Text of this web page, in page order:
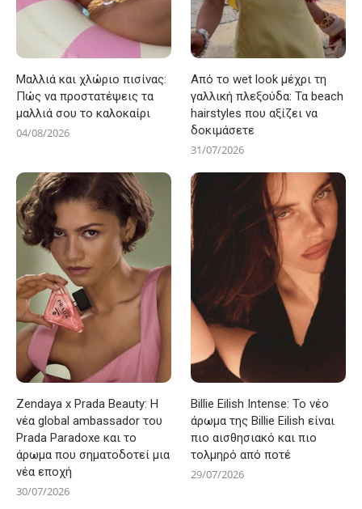
Μαλλιά και χλώριο πισίνας:
Πώς να προστατέψεις τα
μαλλιά σου το καλοκαίρι
04/08/2026
Από το wet look μέχρι τη
γαλλική πλεξούδα: Τα beach
hairstyles που αξίζει να
δοκιμάσετε
31/07/2026
Zendaya x Prada Beauty: Η
νέα global ambassador του
Prada Paradoxe και το
άρωμα που σηματοδοτεί μια
νέα εποχή
30/07/2026
Billie Eilish Intense: Το νέο
άρωμα της Billie Eilish είναι
πιο αισθησιακό και πιο
τολμηρό από ποτέ
29/07/2026